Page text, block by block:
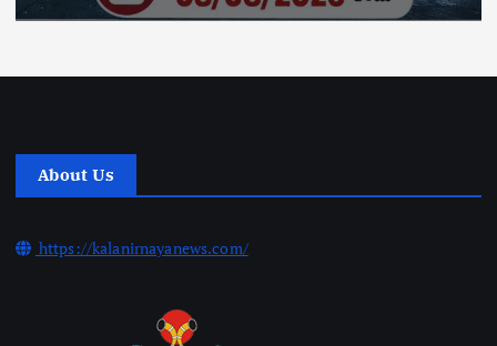
About Us
https://kalanirnayanews.com/